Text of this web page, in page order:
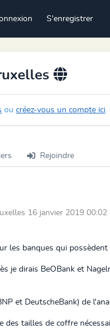
S'enregistrer
ou créez-vous un compte ici.
Rejoindre
16 janvier 2019 00:02
les banques qui
je dirais BeOBank et
et DeutscheBank) de
tailles de coffre